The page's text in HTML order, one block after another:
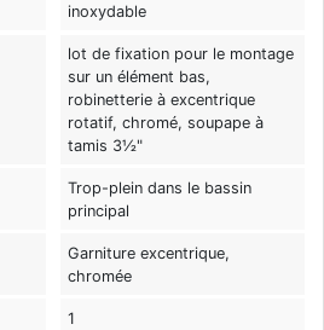
inoxydable
lot de fixation pour le montage
sur un élément bas,
robinetterie à excentrique
rotatif, chromé, soupape à
tamis 3½"
Trop-plein dans le bassin
principal
Garniture excentrique,
chromée
1